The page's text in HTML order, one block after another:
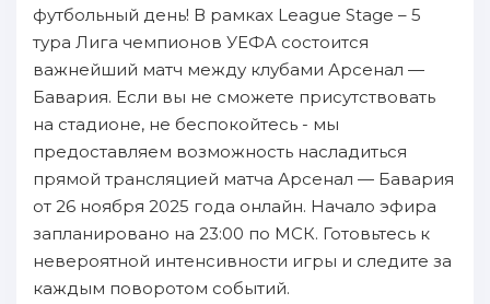
футбольный день! В рамках League Stage – 5
тура Лига чемпионов УЕФА состоится
важнейший матч между клубами Арсенал —
Бавария. Если вы не сможете присутствовать
на стадионе, не беспокойтесь - мы
предоставляем возможность насладиться
прямой трансляцией матча Арсенал — Бавария
от 26 ноября 2025 года онлайн. Начало эфира
запланировано на 23:00 по МСК. Готовьтесь к
невероятной интенсивности игры и следите за
каждым поворотом событий.